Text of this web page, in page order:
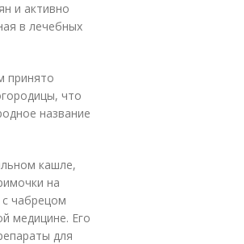
и активно
в лечебных
принято
что
название
кашле,
на
чабрецом
медицине. Его
для